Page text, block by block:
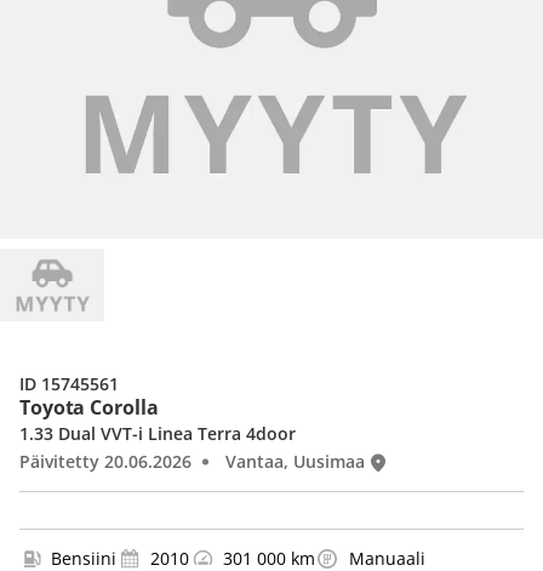
Toyota Corolla
1.33 Dual VVT-i Linea Terra 4door
Päivitetty 20.06.2026
Vantaa, Uusimaa
ID 15745561
Bensiini 2010 301 000 km Manuaali